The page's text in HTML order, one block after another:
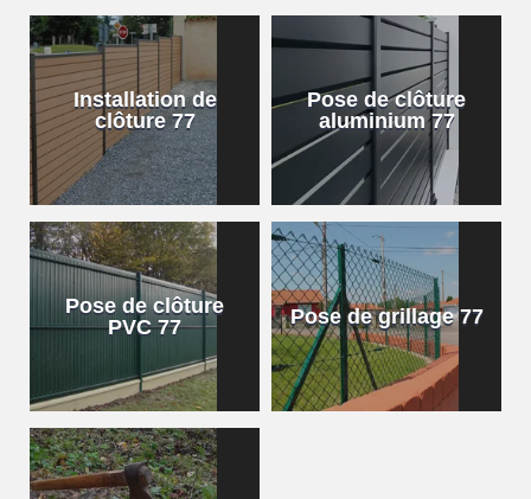
Installation de
clôture 77
Pose de clôture
aluminium 77
Pose de clôture
PVC 77
Pose de grillage 77